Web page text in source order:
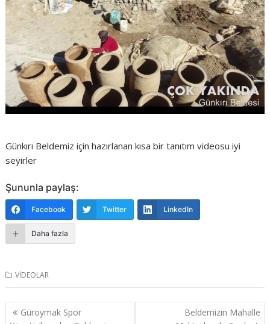
Günkırı Beldemiz için hazırlanan kısa bir tanıtım videosu iyi
seyirler
Şununla paylaş:
Facebook Twitter LinkedIn
Daha fazla
VİDEOLAR
Güroymak Spor
Beldemizin Mahalle